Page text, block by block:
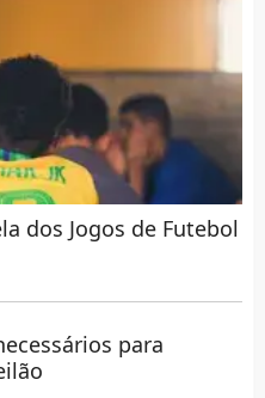
dos Jogos de Futebol
para